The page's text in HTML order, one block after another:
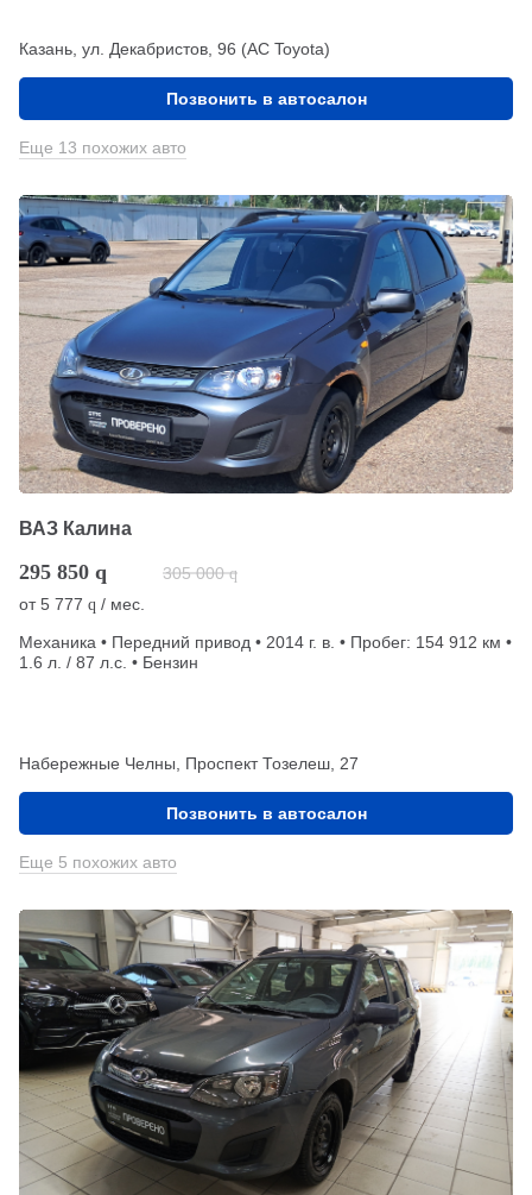
Казань, ул. Декабристов, 96 (АС Toyota)
Позвонить в автосалон
Еще 13 похожих авто
ВАЗ Калина
295 850 q 305 000 q
от5 777 q / мес.
Механика • Передний привод • 2014 г. в. • Пробег: 154 912 км •
1.6 л. / 87 л.с. • Бензин
Набережные Челны, Проспект Тозелеш, 27
Позвонить в автосалон
Еще 5 похожих авто